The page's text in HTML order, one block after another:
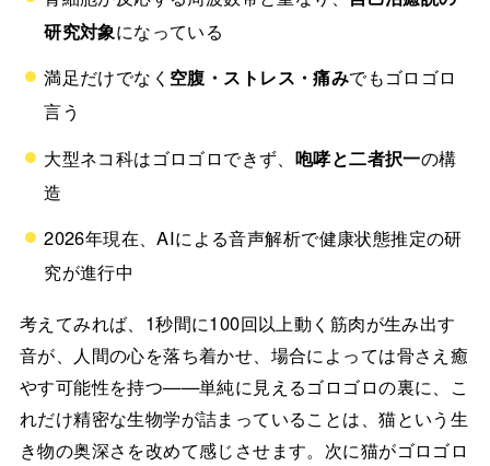
研究対象になっている
満足だけでなく 空腹・ストレス・痛みでもゴロゴロ
言う
大型ネコ科はゴロゴロできず、 咆哮と二者択一の構
造
2026年現在、AIによる音声解析で健康状態推定の研
究が進行中
考えてみれば、1秒間に100回以上動く筋肉が生み出す
音が、人間の心を落ち着かせ、場合によっては骨さえ癒
やす可能性を持つ——単純に見えるゴロゴロの裏に、こ
れだけ精密な生物学が詰まっていることは、猫という生
き物の奥深さを改めて感じさせます。次に猫がゴロゴロ